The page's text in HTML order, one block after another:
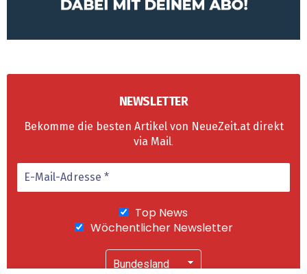
NEWSLETTER
Bekomme die besten Artikel von NeueZeit.at direkt
via Mail.
Top News
Wöchentlicher Newsletter